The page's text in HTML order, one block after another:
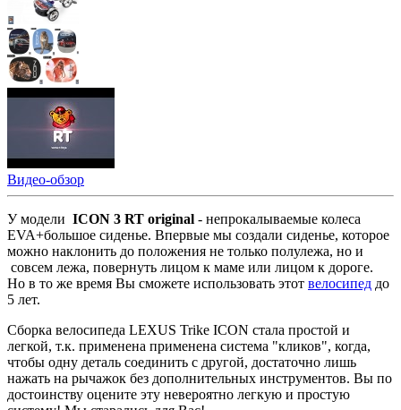
Видео-обзор
У модели ICON 3 RT original - непрокалываемые колеса
EVA+большое сиденье. Впервые мы создали сиденье, которое
можно наклонить до положения не только полулежа, но и
совсем лежа, повернуть лицом к маме или лицом к дороге.
Но в то же время Вы сможете использовать этот велосипед до
5 лет.
Сборка велосипеда LEXUS Trike ICON стала простой и
легкой, т.к. применена применена система "кликов", когда,
чтобы одну деталь соединить с другой, достаточно лишь
нажать на рычажок без дополнительных инструментов. Вы по
достоинству оцените эту невероятно легкую и простую